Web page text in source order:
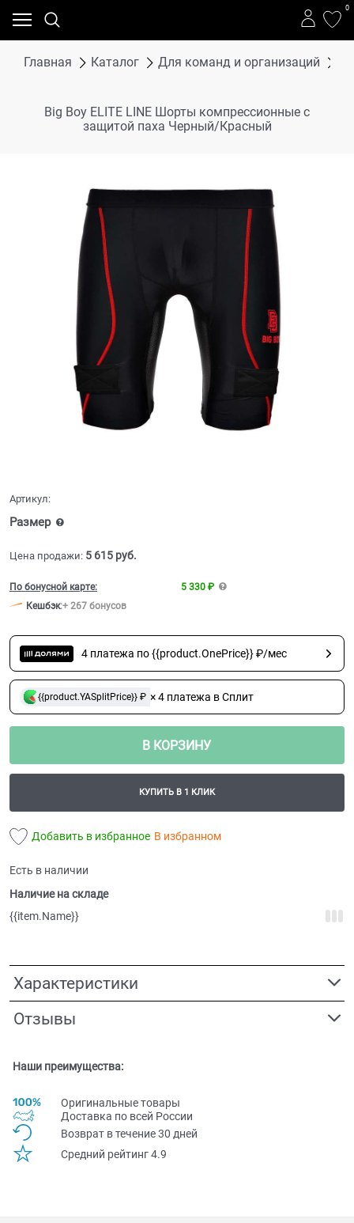
0
Главная Каталог Для команд и организаций
Big Boy ELITE LINE Шорты компрессионные с
защитой паха Черный/Красный
Артикул:
Размер
Цена продажи: 5 615 руб.
По бонусной карте:
5 330 ₽
Кешбэк:+ 267 бонусов
4 платежа по {{product.OnePrice}} ₽/мес
{{product.YASplitPrice}} ₽ × 4 платежа в Сплит
В КОРЗИНУ
КУПИТЬ В 1 КЛИК
Добавить в избранное В избранном
Есть в наличии
Наличие на складе
{{item.Name}}
Характеристики
Отзывы
Наши преимущества:
Оригинальные товары
Доставка по всей Pоссии
Возврат в течение 30 дней
Средний рейтинг 4.9